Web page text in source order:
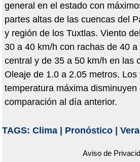
general en el estado con
partes altas de las cuencas del
y región de los Tuxtlas. Viento
30 a 40 km/h con rachas de 40
central y de 35 a 50 km/h en las
Oleaje de 1.0 a 2.05 metros. Los
temperatura máxima disminuyen
comparación al día anterior.
TAGS: Clima| Pronóstico|
Aviso de